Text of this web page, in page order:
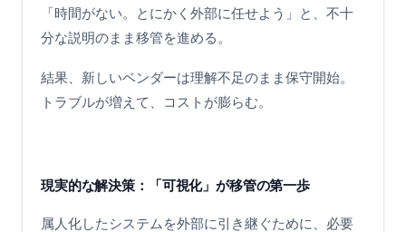
「時間がない。とにかく外部に任せよう」と、不十
分な説明のまま移管を進める。
結果、新しいベンダーは理解不足のまま保守開始。
トラブルが増えて、コストが膨らむ。
現実的な解決策：「可視化」が移管の第一歩
属人化したシステムを外部に引き継ぐために、必要